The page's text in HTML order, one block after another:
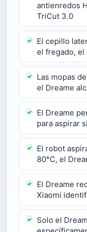
antienredos
TriCut 3.0
El cepillo
el fregado, el
Las mopas
el Dreame
El Dreame
para aspirar
El robot
80°C, el
El Dreame
Xiaomi
Solo el